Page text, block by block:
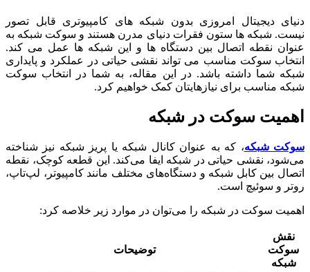
دنیای دیجیتال امروزی بدون شبکه های کامپیوتری قابل تصور
نیست. شبکه ها ستون فقرات دنیای مدرن هستند و سوکت شبکه به
عنوان نقطه اتصال بین دستگاه ها و این شبکه ها عمل می کند.
انتخاب سوکت مناسب می تواند نقشی حیاتی در عملکرد و پایداری
شبکه شما داشته باشد. در این مقاله، به شما در انتخاب سوکت
شبکه مناسب برای نیازهایتان کمک خواهیم کرد.
اهمیت سوکت در شبکه
سوکت شبکه، که به عنوان کانال شبکه یا پریز شبکه نیز شناخته
می‌شود، نقشی حیاتی در شبکه ایفا می‌کند. این قطعه کوچک، نقطه
اتصال بین کابل شبکه و دستگاه‌های مختلف مانند کامپیوتر، لپ‌تاپ،
روتر و سوئیچ است.
اهمیت سوکت در شبکه را می‌توان در موارد زیر خلاصه کرد:
نقش
سوکت
شبکه
توضیحات